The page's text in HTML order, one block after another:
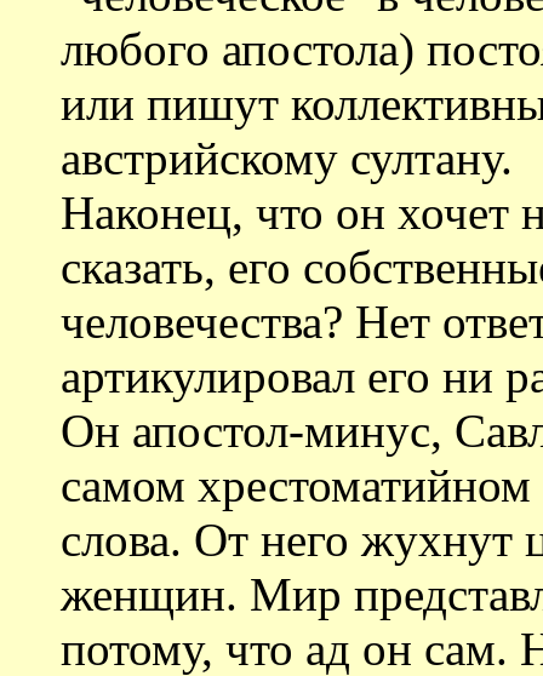
любого апостола)
или пишут
австрийскому султану.
Наконец, что он хочет
сказать, его
человечества? Нет
артикулировал его ни
Он апостол-минус,
самом
слова. От него жухнут
женщин. Мир
потому, что ад он сам.